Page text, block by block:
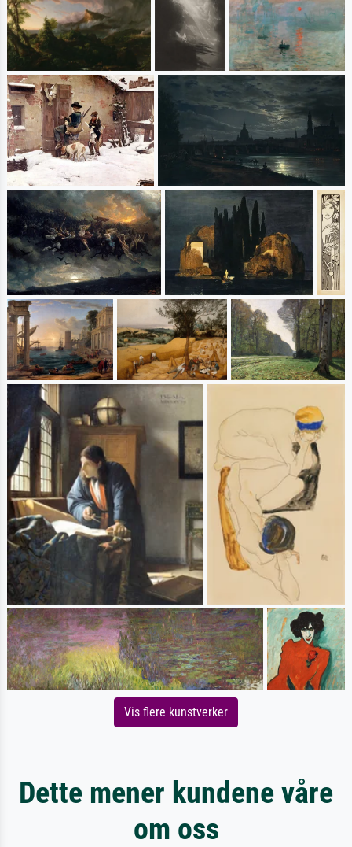
Vis flere kunstverker
Dette mener kundene våre
om oss